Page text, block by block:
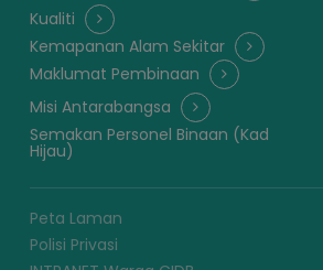
Kualiti
Kemapanan Alam Sekitar
Maklumat Pembinaan
Misi Antarabangsa
Semakan Personel Binaan (Kad
Hijau)
Peta Laman
Polisi Privasi